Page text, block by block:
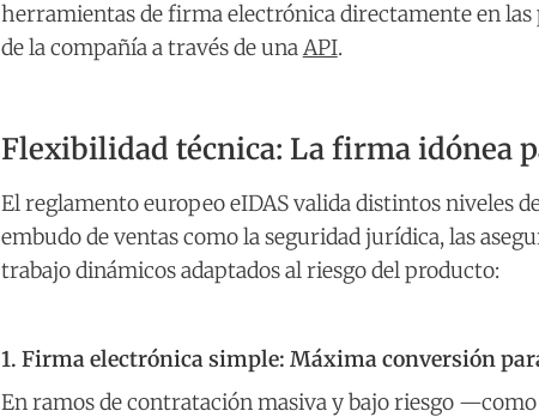
herramientas de firma electrónica directamente en
de la compañía a través de unaAPI.
Flexibilidad técnica: La firma idónea
El reglamento europeo eIDAS valida distintos niveles
embudo de ventas como la seguridad jurídica, las
trabajo dinámicos adaptados al riesgo del producto:
1. Firma electrónica simple: Máxima conversión
En ramos de contratación masiva y bajo riesgo —como